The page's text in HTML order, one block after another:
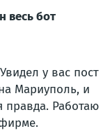
весь бот
у вас пост
Мариуполь, и
правда. Работаю